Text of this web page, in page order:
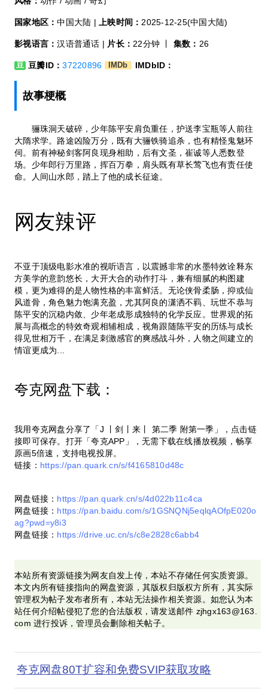
国家地区：中国大陆 | 上映时间： 2025-12-25(中国大陆)
影视语言：汉语普通话 | 片长： 22分钟 丨 集数： 26
豆 豆瓣ID：37220896 IMDb IMDbID：
故事梗概
骊珠洞天破碎，少年陈平安肩负重任，护送李宝瓶等人前往
大隋求学。路途凶险万分，既有大骊铁骑追杀，也有精怪鬼魅环
伺。前有神秘剑客阿良现身相助，后有文圣，崔诚等人悉数登
场。少年郎行万里路，挥百万拳，肩头既有草长莺飞也有责任使
命。人间山水郎，踏上了他的成长征途。
网友辣评
不亚于顶级电影水准的视听语言，以震撼非常的水墨特效诠释东
方美学的意韵悠长，大开大合的动作打斗，兼有细腻的构图建
模，更为难得的是人物性格的丰富鲜活。无论侠骨柔肠，抑或仙
风道骨，角色魅力饱满充盈，尤其阿良的潇洒不羁、玩世不恭与
陈平安的沉稳内敛、少年老成形成独特的化学反应。世界观的拓
展与高概念的特效奇观相辅相成，视角跟随陈平安的历练与成长
得见世相万千，在满足刺激感官的爽感战斗外，人物之间建立的
情谊更成为...
夸克网盘下载：
我用夸克网盘分享了「J 丨剑丨来丨 第二季 附第一季」，点击链
接即可保存。打开「夸克APP」，无需下载在线播放视频，畅享
原画5倍速，支持电视投屏。
链接： https://pan.quark.cn/s/f4165810d48c
网盘链接： https://pan.quark.cn/s/4d022b11c4ca
网盘链接： https://pan.baidu.com/s/1GSNQNj5eqlqAOfpE020o
ag?pwd=y8i3
网盘链接： https://drive.uc.cn/s/c8e2828c6abb4
本站所有资源链接为网友自发上传，本站不存储任何实质资源。
本文内所有链接指向的网盘资源，其版权归版权方所有，其实际
管理权为帖子发布者所有，本站无法操作相关资源。如您认为本
站任何介绍帖侵犯了您的合法版权，请发送邮件 zjhgx163@163.
com 进行投诉，管理员会删除相关帖子。
夸克网盘80T扩容和免费SVIP获取攻略